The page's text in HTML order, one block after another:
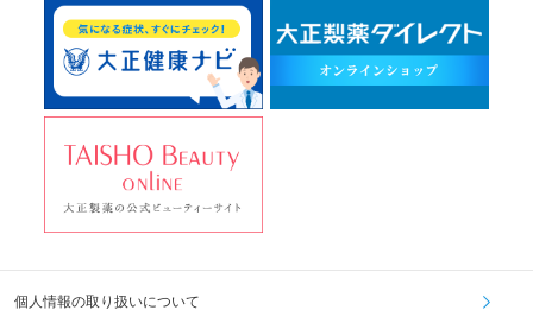
個人情報の取り扱いについて